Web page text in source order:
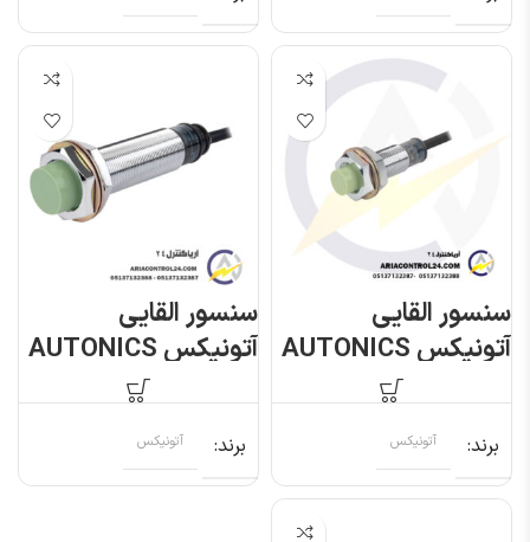
سنسور القایی
آتونیکس AUTONICS
PRL18-8AO
برند آتونیکس
سنسور القایی
آتونیکس AUTONICS
PRL18-8DN
برند آتونیکس